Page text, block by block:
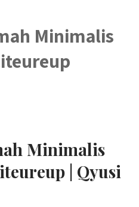
Minimalis
Minimalis
| Qyusi